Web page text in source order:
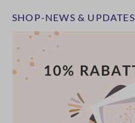
SHOP-NEWS & UPDATES